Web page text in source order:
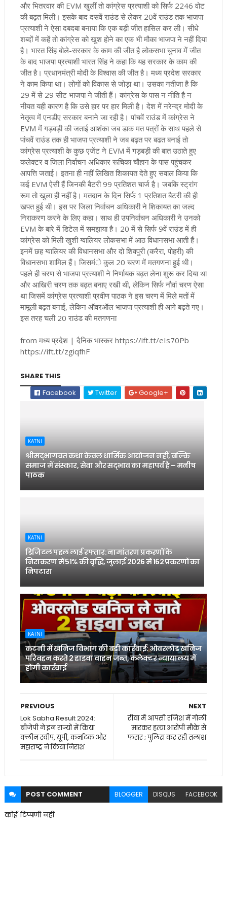
और भितरवार की EVM खुलीं तो कांग्रेस प्रत्याशी को सिर्फ 2246 वोट
की बढ़त मिली। इसके बाद दसवें राउंड से लेकर 20वें राउंड तक भाजपा
प्रत्याशी ने ऐसा दबदबा बनाया कि एक बड़ी जीत हासिल कर ली। सीधे
शब्दों में कहें तो कांग्रेस को खुश होने का एक भी मौका भाजपा ने नहीं दिया
है। भारत सिंह बोले-सरकार के काम की जीत है लोकसभा चुनाव में जीत
के बाद भाजपा प्रत्याशी भारत सिंह ने कहा कि यह सरकार के काम की
जीत है। प्रधानमंत्री मोदी के विश्वास की जीत है। मध्य प्रदेश सरकार
ने काम किया था। लोगों को विकास से जोड़ा था। उसका नतीजा है कि
29 में से 29 सीट भाजपा ने जीती हैं। कांग्रेस के पास न नीति है न
नीयत यही कारण है कि उसे हार पर हार मिली है। देश में नरेन्द्र मोदी के
नेतृत्व में एनडीए सरकार बनाने जा रही है। पांचवें राउंड में कांग्रेस ने
EVM में गड़बड़ी की जताई आशंका जब डाक मत पत्रों के साथ पहले से
पांचवें राउंड तक ही भाजपा प्रत्याशी ने जब बढ़त पर बढत बनाई तो
कांग्रेस प्रत्याशी के कुछ एजेंट ने EVM में गड़बड़ी की बात उठाते हुए
कलेक्टर व जिला निर्वाचन अधिकार रूचिका चौहान के पास पहुंचकर
आपत्ति जताई। इतना ही नहीं लिखित शिकायत देते हुए सवाल किया कि
कई EVM ऐसी हैं जिनकी बैटरी 99 प्रतिशत चार्ज है। जबकि स्ट्रांग
रूम तो खुला ही नहीं है। मतदान के दिन सिर्फ 1 प्रतिशत बैटरी की ही
खपत हुई थी। इस पर जिला निर्वाचन अधिकारी ने शिकायत का जल्द
निराकरण करने के लिए कहा। साथ ही उपनिर्वाचन अधिकारी ने उनको
EVM के बारे में डिटेल में समझाया है। 20 में से सिर्फ 9वें राउंड में ही
कांग्रेस को मिली खुशी ग्वालियर लोकसभा में आठ विधानसभा आती हैं।
इनमें छह ग्वालियर की विधानसभा और दो शिवपुरी (करैरा, पोहरी) की
विधानसभा शामिल हैं। जिसमंे कुल 20 चरण में मतगणना हुई थी।
पहले ही चरण से भाजपा प्रत्याशी ने निर्णायक बढ़त लेना शुरू कर दिया था
और आखिरी चरण तक बढ़त बनाए रखी थी, लेकिन सिर्फ नौवां चरण ऐसा
था जिसमें कांग्रेस प्रत्याशी प्रवीण पाठक ने इस चरण में मिले मतों में
मामूली बढ़त बनाई, लेकिन ऑवरऑल भाजपा प्रत्याशी ही आगे बढ़ते गए।
इस तरह चली 20 राउंड की मतगणना
from मध्य प्रदेश | दैनिक भास्कर https://ift.tt/eIs70Pb
https://ift.tt/zgiqfhF
SHARE THIS
Facebook
Twitter Google+
KATNI
श्रीमद्भागवत कथा केवल धार्मिक आयोजन नहीं, बल्कि
समाज में संस्कार, सेवा और सद्भाव का महापर्व है – मनीष
पाठक
KATNI
डिजिटल पहल लाई रफ्तार: नामांतरण प्रकरणों के
निराकरण में 51% की वृद्धि, जुलाई 2026 में 162 प्रकरणों का
निपटारा
KATNI
कटनी में खनिज विभाग की बड़ी कार्रवाई: ओवरलोड खनिज
परिवहन करते 2 हाइवा वाहन जब्त, कलेक्टर न्यायालय में
होगी कार्रवाई
NEXT
रीवा में आपसी रंजिश में गोली
मारकर हत्या:आरोपी मौके से
फरार ; पुलिस कर रही तलाश
PREVIOUS
Lok Sabha Result 2024:
बीजेपी ने इन राज्यों में किया
क्लीन स्वीप, यूपी, कर्नाटक और
महाराष्ट्र ने किया निराश
POST COMMENT BLOGGER DISQUS FACEBOOK
कोई टिप्पणी नहीं